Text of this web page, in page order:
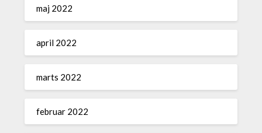
maj 2022
april 2022
marts 2022
februar 2022